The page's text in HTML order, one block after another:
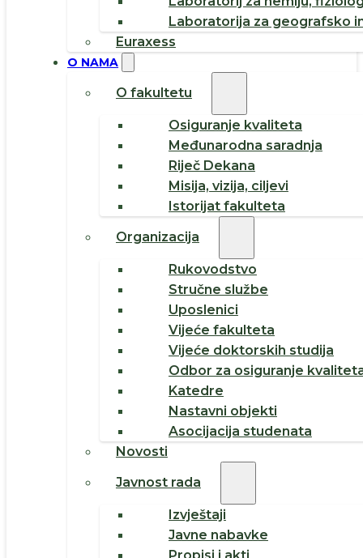
Laboratorija za geografsko
Euraxess
O NAMA
O fakultetu
Osiguranje kvaliteta
Međunarodna saradnja
Riječ Dekana
Misija, vizija, ciljevi
Istorijat fakulteta
Organizacija
Rukovodstvo
Stručne službe
Uposlenici
Vijeće fakulteta
Vijeće doktorskih studija
Odbor za osiguranje
Katedre
Nastavni objekti
Asocijacija studenata
Novosti
Javnost rada
Izvještaji
Javne nabavke